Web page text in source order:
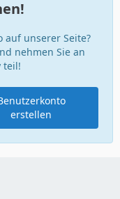
auf unserer Seite?
nehmen Sie an
teil!
erstellen